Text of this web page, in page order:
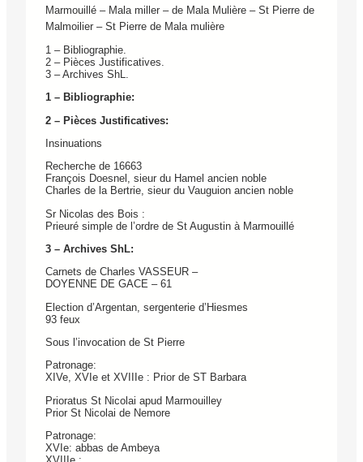
Marmouillé – Mala miller – de Mala Mulière – St Pierre de
Malmoilier – St Pierre de Mala mulière
1 – Bibliographie.
2 – Pièces Justificatives.
3 – Archives ShL.
1 – Bibliographie:
2 – Pièces Justificatives:
Insinuations
Recherche de 16663
François Doesnel, sieur du Hamel ancien noble
Charles de la Bertrie, sieur du Vauguion ancien noble
Sr Nicolas des Bois :
Prieuré simple de l’ordre de St Augustin à Marmouillé
3 – Archives ShL:
Carnets de Charles VASSEUR –
DOYENNE DE GACE – 61
Election d’Argentan, sergenterie d’Hiesmes
93 feux
Sous l’invocation de St Pierre
Patronage:
XIVe, XVIe et XVIIIe : Prior de ST Barbara
Prioratus St Nicolai apud Marmouilley
Prior St Nicolai de Nemore
Patronage:
XVIe: abbas de Ambeya